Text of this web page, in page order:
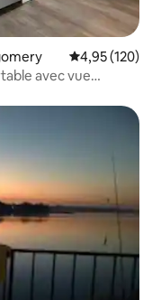
Évaluation
4,95 (120)
avec vue